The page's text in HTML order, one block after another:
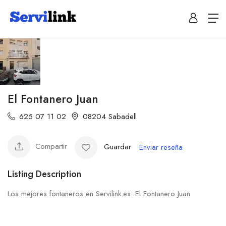
El Fontanero Juan
625 07 11 02 08204 Sabadell
Compartir Guardar Enviar reseña
Listing Description
Los mejores fontaneros en Servilink.es: El Fontanero Juan